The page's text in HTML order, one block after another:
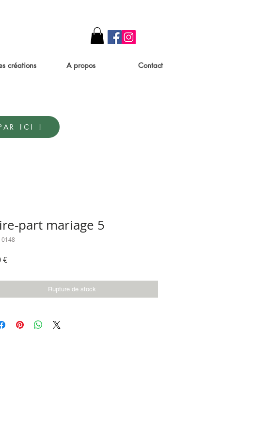
créations A propos Contact
ICI !
part mariage 5
0148
€Prix
Rupture de stock